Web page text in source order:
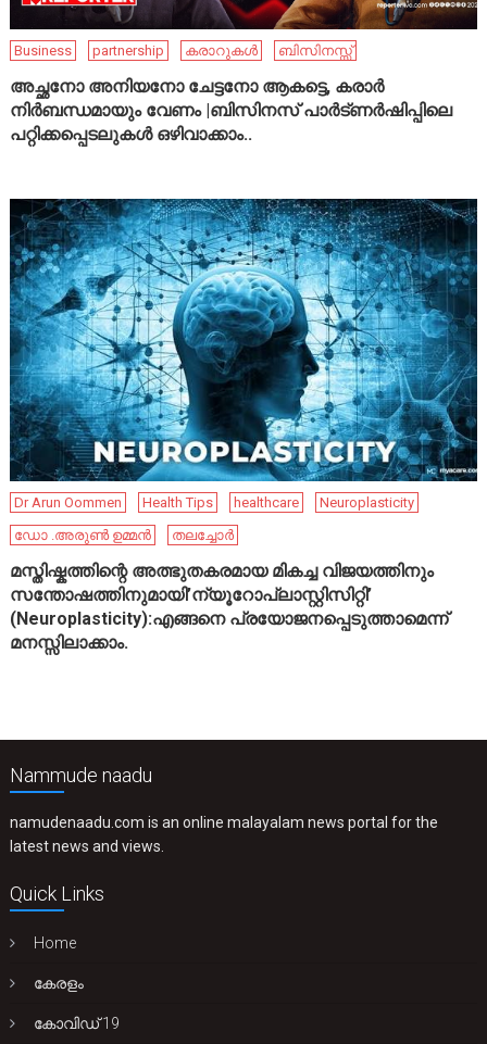
Business partnership കരാറുകൾ ബിസിനസ്സ്
അച്ഛനോ അനിയനോ ചേട്ടനോ ആകട്ടെ, കരാർ
നിർബന്ധമായും വേണം |ബിസിനസ് പാർട്ണർഷിപ്പിലെ
പറ്റിക്കപ്പെടലുകൾ ഒഴിവാക്കാം..
Dr Arun Oommen Health Tips healthcare
Neuroplasticity
ഡോ .അരുൺ ഉമ്മൻ
തലച്ചോർ
മസ്തിഷ്കത്തിന്റെ അത്ഭുതകരമായ മികച്ച വിജയത്തിനും
സന്തോഷത്തിനുമായി’ന്യൂറോപ്ലാസ്റ്റിസിറ്റി’
(Neuroplasticity):എങ്ങനെ പ്രയോജനപ്പെടുത്താമെന്ന്
മനസ്സിലാക്കാം.
Nammude naadu
namudenaadu.com is an online malayalam news portal for the
latest news and views.
Quick Links
Home
കേരളം
കോവിഡ് 19